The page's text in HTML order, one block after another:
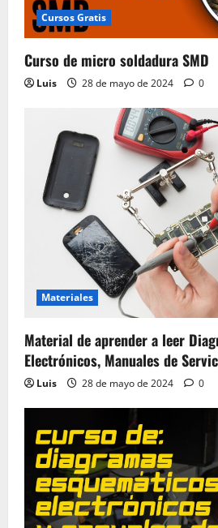
Cursos Gratis
Curso de micro soldadura SMD
Luis 28 de mayo de 2024 0
Materiales
Material de aprender a leer
Electrónicos, Manuales de
Luis 28 de mayo de 2024 0